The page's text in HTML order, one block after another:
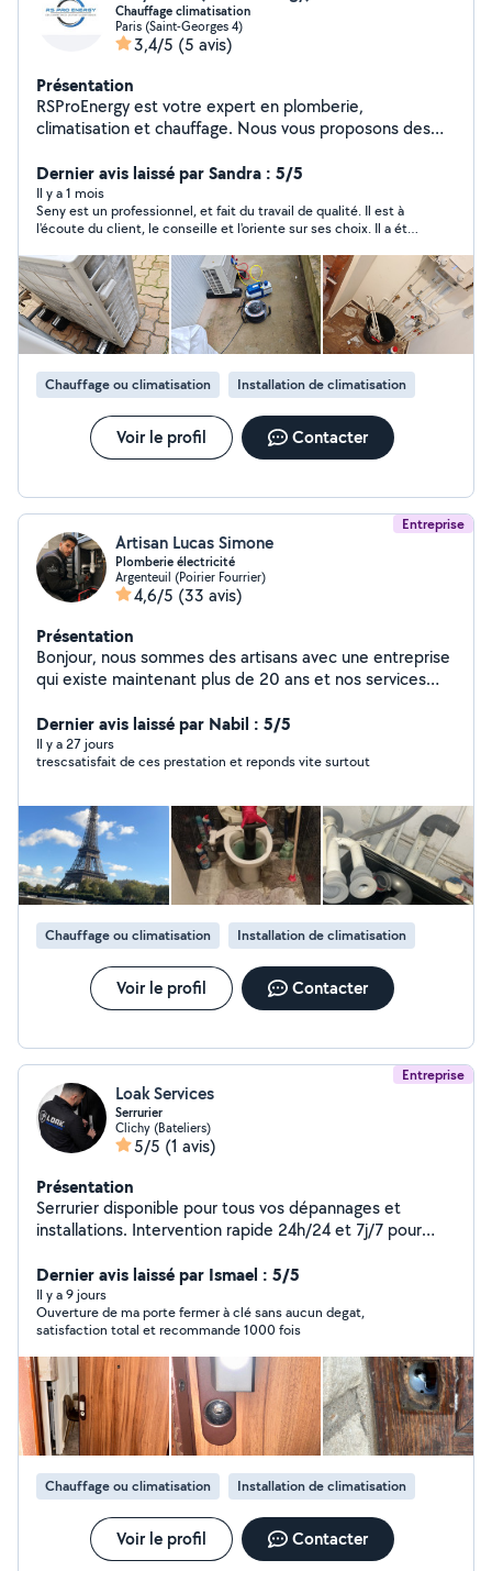
Chauffage climatisation
Paris (Saint-Georges 4)
3,4/5 (5 avis)
Présentation
RSProEnergy est votre expert en plomberie,
climatisation et chauffage. Nous vous proposons des
thermique, en installant et entretenant des
équipements performants et économes en énergie.
Dernier avis laissé par Sandra : 5/5
Il y a 1 mois
Seny est un professionnel, et fait du travail de qualité. Il est à
l'écoute du client, le conseille et l'oriente sur ses choix. Il a été
Je le recommande déjà autour de moi car il le mérite.
Chauffage ou climatisation Installation de climatisation
Voir le profil Contacter
Entreprise
Artisan Lucas Simone
Plomberie électricité
Argenteuil (Poirier Fourrier)
4,6/5 (33 avis)
Présentation
Bonjour, nous sommes des artisans avec une entreprise
qui existe maintenant plus de 20 ans et nos services
bien sûr pour vos assurances ou autres . Passage de
camera , débouchage camion hydrocureur, pour tous ce
qui est bouchon au niveau de vos canalisations . Nous
d'appartement . On reste disponible 24/24h et on
intervient dans l'heure . Num de téléphone
06/02/70/63/65
Dernier avis laissé par Nabil : 5/5
Il y a 27 jours
trescsatisfait de ces prestation et reponds vite surtout
Chauffage ou climatisation Installation de climatisation
Voir le profil Contacter
Entreprise
Loak Services
Serrurier
Clichy (Bateliers)
5/5 (1 avis)
Présentation
Serrurier disponible pour tous vos dépannages et
installations. Intervention rapide 24h/24 et 7j/7 pour
sécurisation après effraction, pose de cylindres et
conseils en sécurité. Travail soigné, fiable et à l'écoute
de chaque client.
Dernier avis laissé par Ismael : 5/5
Il y a 9 jours
Ouverture de ma porte fermer à clé sans aucun degat,
satisfaction total et recommande 1000 fois
Chauffage ou climatisation Installation de climatisation
Voir le profil Contacter